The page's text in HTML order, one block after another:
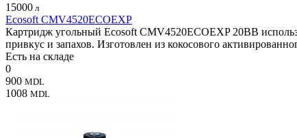
15000 л
Ecosoft CMV4520ECOEXP
Картридж угольный Ecosoft CMV4520ECOEXP 20BB
привкус и запахов. Изготовлен из кокосового
Есть на складе
0
900 MDL
1008 MDL